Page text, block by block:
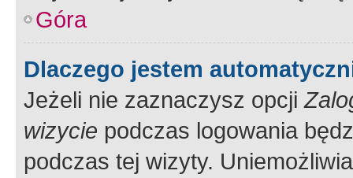
Góra
Dlaczego jestem
Jeżeli nie zaznaczysz opcji
wizycie podczas logowania
podczas tej wizyty.